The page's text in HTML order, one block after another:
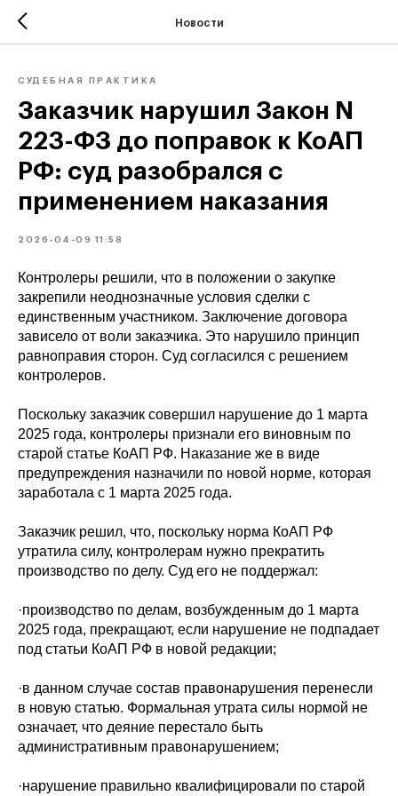
Новости
СУДЕБНАЯ ПРАКТИКА
Заказчик нарушил Закон N
223-ФЗ до поправок к КоАП
РФ: суд разобрался с
применением наказания
2026-04-09 11:58
Контролеры решили, что в положении о закупке
закрепили неоднозначные условия сделки с
единственным участником. Заключение договора
зависело от воли заказчика. Это нарушило принцип
равноправия сторон. Суд согласился с решением
контролеров.
Поскольку заказчик совершил нарушение до 1 марта
2025 года, контролеры признали его виновным по
старой статье КоАП РФ. Наказание же в виде
предупреждения назначили по новой норме, которая
заработала с 1 марта 2025 года.
Заказчик решил, что, поскольку норма КоАП РФ
утратила силу, контролерам нужно прекратить
производство по делу. Суд его не поддержал:
·производство по делам, возбужденным до 1 марта
2025 года, прекращают, если нарушение не подпадает
под статьи КоАП РФ в новой редакции;
·в данном случае состав правонарушения перенесли
в новую статью. Формальная утрата силы нормой не
означает, что деяние перестало быть
административным правонарушением;
·нарушение правильно квалифицировали по старой